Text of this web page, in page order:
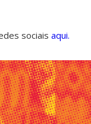
sociais aqui.